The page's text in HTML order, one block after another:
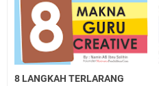
8 LANGKAH TERLARANG